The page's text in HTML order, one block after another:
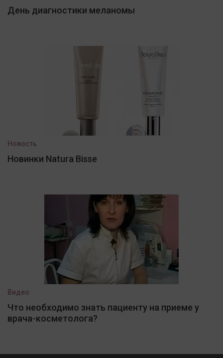
День диагностики меланомы
Новость
Новинки Natura Bisse
Видео
Что необходимо знать пациенту на приеме у
врача-косметолога?